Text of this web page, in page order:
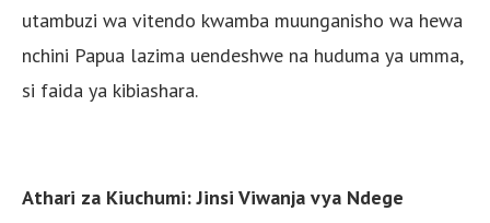
utambuzi wa vitendo kwamba muunganisho wa hewa
nchini Papua lazima uendeshwe na huduma ya umma,
si faida ya kibiashara.
Athari za Kiuchumi: Jinsi Viwanja vya Ndege